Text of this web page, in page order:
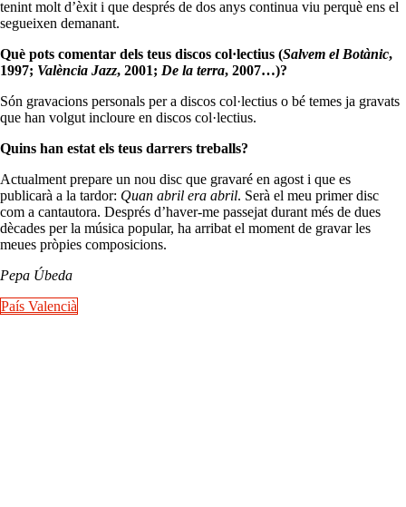
tenint molt d’èxit i que després de dos anys continua viu perquè ens el
segueixen demanant.
Què pots comentar dels teus discos col·lectius (Salvem el Botànic,
1997; València Jazz, 2001; De la terra, 2007…)?
Són gravacions personals per a discos col·lectius o bé temes ja gravats
que han volgut incloure en discos col·lectius.
Quins han estat els teus darrers treballs?
Actualment prepare un nou disc que gravaré en agost i que es
publicarà a la tardor: Quan abril era abril. Serà el meu primer disc
com a cantautora. Després d’haver-me passejat durant més de dues
dècades per la música popular, ha arribat el moment de gravar les
meues pròpies composicions.
Pepa Úbeda
País Valencià